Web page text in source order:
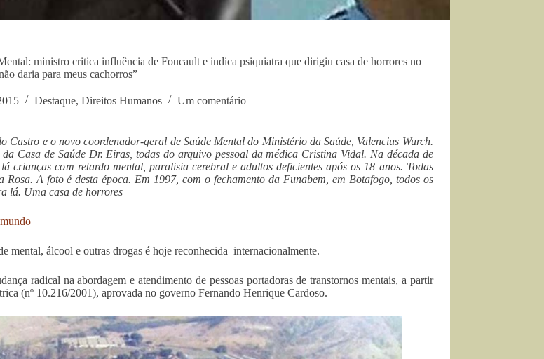
ministro critica influência de Foucault e indica psiquiatra que dirigiu casa de horrores no
daria para meus cachorros”
Destaque, Direitos Humanos Um comentário
Castro e o novo coordenador-geral de Saúde Mental do Ministério da Saúde, Valencius Wurch.
da Casa de Saúde Dr. Eiras, todas do arquivo pessoal da médica Cristina Vidal. Na década de
crianças com retardo mental, paralisia cerebral e adultos deficientes após os 18 anos. Todas
Rosa. A foto é desta época. Em 1997, com o fechamento da Funabem, em Botafogo, todos os
lá. Uma casa de horrores
mental, álcool e outras drogas é hoje reconhecida internacionalmente.
radical na abordagem e atendimento de pessoas portadoras de transtornos mentais, a partir
(nº 10.216/2001), aprovada no governo Fernando Henrique Cardoso.